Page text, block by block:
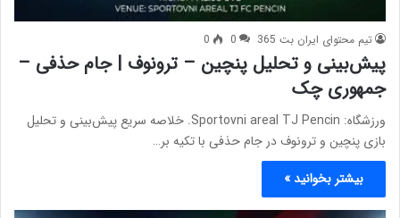
تیم محتوای ایران بت 365 0
0
پیش‌بینی و تحلیل پنچین – ترونوف | جام حذفی –
جمهوری چک
ورزشگاه: Sportovni areal TJ Pencin. خلاصه سریع پیش‌بینی و تحلیل
بازی پنچین و ترونوف در جام حذفی با تکیه بر…
بیشتر بخوانید »